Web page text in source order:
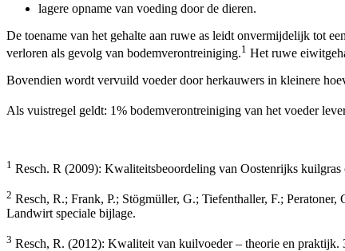
lagere opname van voeding door de dieren.
De toename van het gehalte aan ruwe as leidt onvermijdelijk tot
verloren als gevolg van bodemverontreiniging.1 Het ruwe
Bovendien wordt vervuild voeder door herkauwers in kleinere
Als vuistregel geldt: 1% bodemverontreiniging van het voeder
1 Resch. R (2009): Kwaliteitsbeoordeling van Oostenrijks
2 Resch, R.; Frank, P.; Stögmüller, G.; Tiefenthaller, F.;
Landwirt speciale bijlage.
3 Resch, R. (2012): Kwaliteit van kuilvoeder – theorie en praktijk.